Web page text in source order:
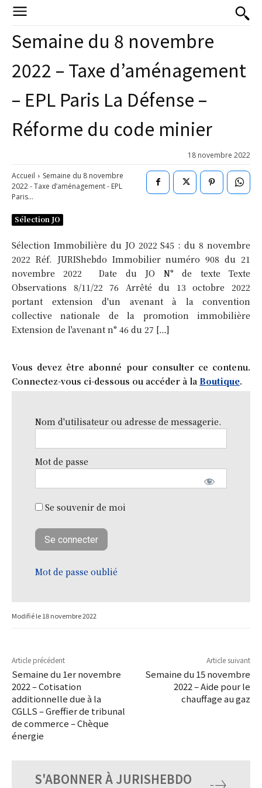
Semaine du 8 novembre
2022 – Taxe d’aménagement
– EPL Paris La Défense –
Réforme du code minier
18 novembre 2022
Accueil
Semaine du 8 novembre
2022 - Taxe d’aménagement - EPL
Paris...
Sélection JO
Sélection Immobilière du JO 2022 S45 : du 8 novembre
2022 Réf. JURIShebdo Immobilier numéro 908 du 21
novembre 2022 Date du JO N° de texte Texte
Observations 8/11/22 76 Arrêté du 13 octobre 2022
portant extension d'un avenant à la convention
collective nationale de la promotion immobilière
Extension de l'avenant n° 46 du 27 […]
Vous devez être abonné pour consulter ce contenu.
Connectez-vous ci-dessous ou accéder à la Boutique.
Nom d'utilisateur ou adresse de messagerie.
Mot de passe
Se souvenir de moi
Mot de passe oublié
Modifié le18 novembre 2022
Article précédent
Semaine du 1er novembre
2022 – Cotisation
additionnelle due à la
CGLLS – Greffier de tribunal
de commerce – Chèque
énergie
Article suivant
Semaine du 15 novembre
2022 – Aide pour le
chauffage au gaz
S'ABONNER À JURISHEBDO